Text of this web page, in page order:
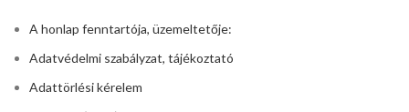
A honlap fenntartója, üzemeltetője:
Adatvédelmi szabályzat, tájékoztató
Adattörlési kérelem